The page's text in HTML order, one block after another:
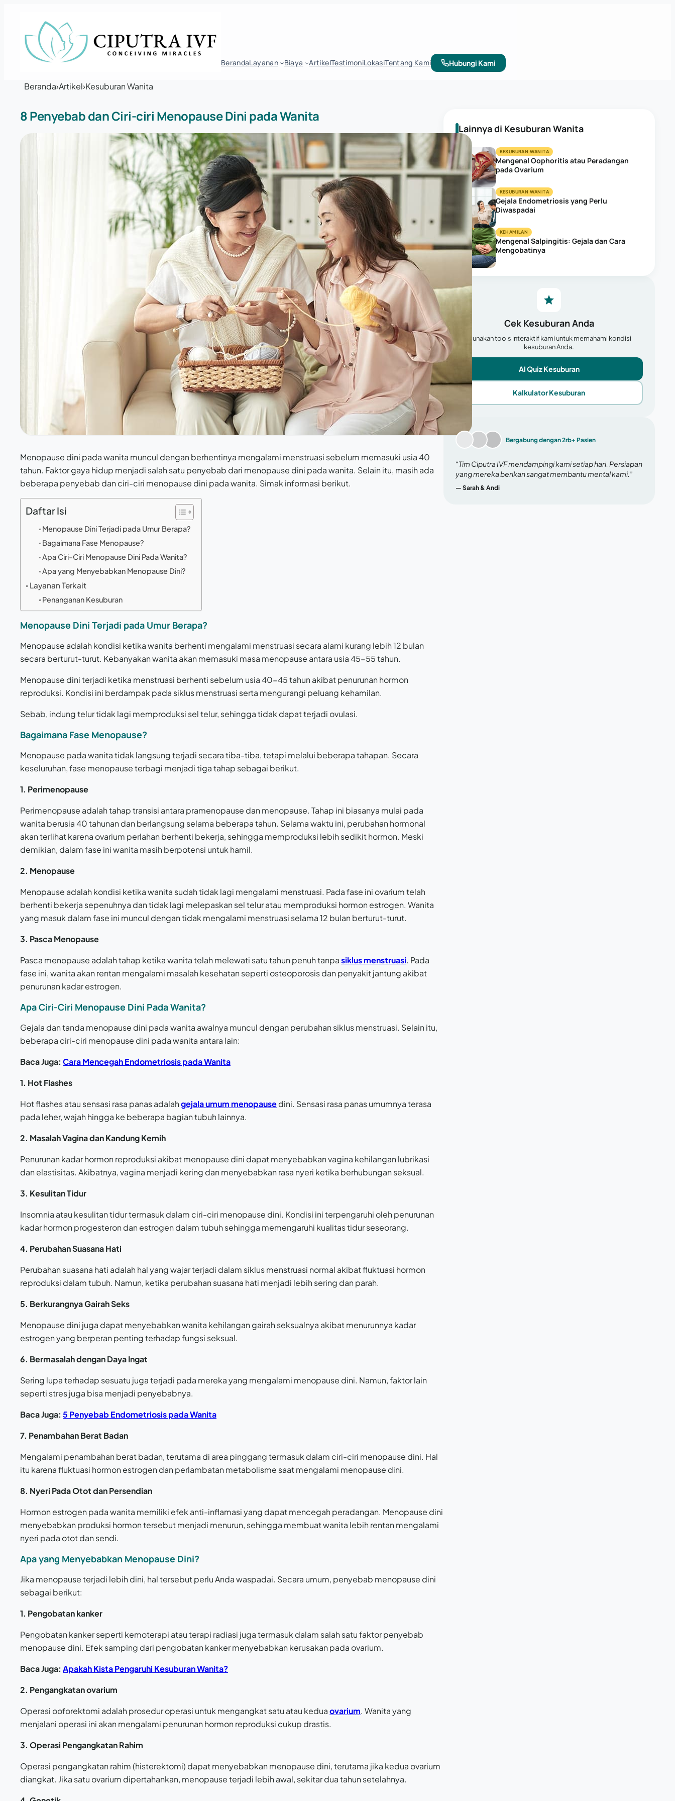
BerandaLayanan Biaya ArtikelTestimoniLokasiTentang Kami Hubungi Kami
Beranda›Artikel›Kesuburan Wanita
8 Penyebab dan Ciri-ciri Menopause Dini pada Wanita
Menopause dini pada wanita muncul dengan berhentinya mengalami menstruasi sebelum memasuki usia 40
tahun. Faktor gaya hidup menjadi salah satu penyebab dari menopause dini pada wanita. Selain itu, masih ada
beberapa penyebab dan ciri-ciri menopause dini pada wanita. Simak informasi berikut.
Daftar Isi
Menopause Dini Terjadi pada Umur Berapa?
Bagaimana Fase Menopause?
Apa Ciri-Ciri Menopause Dini Pada Wanita?
Apa yang Menyebabkan Menopause Dini?
Layanan Terkait
Penanganan Kesuburan
Menopause Dini Terjadi pada Umur Berapa?
Menopause adalah kondisi ketika wanita berhenti mengalami menstruasi secara alami kurang lebih 12 bulan
secara berturut-turut. Kebanyakan wanita akan memasuki masa menopause antara usia 45-55 tahun.
Menopause dini terjadi ketika menstruasi berhenti sebelum usia 40-45 tahun akibat penurunan hormon
reproduksi. Kondisi ini berdampak pada siklus menstruasi serta mengurangi peluang kehamilan.
Sebab, indung telur tidak lagi memproduksi sel telur, sehingga tidak dapat terjadi ovulasi.
Bagaimana Fase Menopause?
Menopause pada wanita tidak langsung terjadi secara tiba-tiba, tetapi melalui beberapa tahapan. Secara
keseluruhan, fase menopause terbagi menjadi tiga tahap sebagai berikut.
1. Perimenopause
Perimenopause adalah tahap transisi antara pramenopause dan menopause. Tahap ini biasanya mulai pada
wanita berusia 40 tahunan dan berlangsung selama beberapa tahun. Selama waktu ini, perubahan hormonal
akan terlihat karena ovarium perlahan berhenti bekerja, sehingga memproduksi lebih sedikit hormon. Meski
demikian, dalam fase ini wanita masih berpotensi untuk hamil.
2. Menopause
Menopause adalah kondisi ketika wanita sudah tidak lagi mengalami menstruasi. Pada fase ini ovarium telah
berhenti bekerja sepenuhnya dan tidak lagi melepaskan sel telur atau memproduksi hormon estrogen. Wanita
yang masuk dalam fase ini muncul dengan tidak mengalami menstruasi selama 12 bulan berturut-turut.
3. Pasca Menopause
Pasca menopause adalah tahap ketika wanita telah melewati satu tahun penuh tanpasiklus menstruasi. Pada
fase ini, wanita akan rentan mengalami masalah kesehatan seperti osteoporosis dan penyakit jantung akibat
penurunan kadar estrogen.
Apa Ciri-Ciri Menopause Dini Pada Wanita?
Gejala dan tanda menopause dini pada wanita awalnya muncul dengan perubahan siklus menstruasi. Selain itu,
beberapa ciri-ciri menopause dini pada wanita antara lain:
Baca Juga: Cara Mencegah Endometriosis pada Wanita
1. Hot Flashes
Hot flashes atau sensasi rasa panas adalahgejala umum menopausedini. Sensasi rasa panas umumnya terasa
pada leher, wajah hingga ke beberapa bagian tubuh lainnya.
2. Masalah Vagina dan Kandung Kemih
Penurunan kadar hormon reproduksi akibat menopause dini dapat menyebabkan vagina kehilangan lubrikasi
dan elastisitas. Akibatnya, vagina menjadi kering dan menyebabkan rasa nyeri ketika berhubungan seksual.
3. Kesulitan Tidur
Insomnia atau kesulitan tidur termasuk dalam ciri-ciri menopause dini. Kondisi ini terpengaruhi oleh penurunan
kadar hormon progesteron dan estrogen dalam tubuh sehingga memengaruhi kualitas tidur seseorang.
4. Perubahan Suasana Hati
Perubahan suasana hati adalah hal yang wajar terjadi dalam siklus menstruasi normal akibat fluktuasi hormon
reproduksi dalam tubuh. Namun, ketika perubahan suasana hati menjadi lebih sering dan parah.
5. Berkurangnya Gairah Seks
Menopause dini juga dapat menyebabkan wanita kehilangan gairah seksualnya akibat menurunnya kadar
estrogen yang berperan penting terhadap fungsi seksual.
6. Bermasalah dengan Daya Ingat
Sering lupa terhadap sesuatu juga terjadi pada mereka yang mengalami menopause dini. Namun, faktor lain
seperti stres juga bisa menjadi penyebabnya.
Baca Juga: 5 Penyebab Endometriosis pada Wanita
7. Penambahan Berat Badan
Mengalami penambahan berat badan, terutama di area pinggang termasuk dalam ciri-ciri menopause dini. Hal
itu karena fluktuasi hormon estrogen dan perlambatan metabolisme saat mengalami menopause dini.
8. Nyeri Pada Otot dan Persendian
Hormon estrogen pada wanita memiliki efek anti-inflamasi yang dapat mencegah peradangan. Menopause dini
menyebabkan produksi hormon tersebut menjadi menurun, sehingga membuat wanita lebih rentan mengalami
nyeri pada otot dan sendi.
Apa yang Menyebabkan Menopause Dini?
Jika menopause terjadi lebih dini, hal tersebut perlu Anda waspadai. Secara umum, penyebab menopause dini
sebagai berikut:
1. Pengobatan kanker
Pengobatan kanker seperti kemoterapi atau terapi radiasi juga termasuk dalam salah satu faktor penyebab
menopause dini. Efek samping dari pengobatan kanker menyebabkan kerusakan pada ovarium.
Baca Juga: Apakah Kista Pengaruhi Kesuburan Wanita?
2. Pengangkatan ovarium
Operasi ooforektomi adalah prosedur operasi untuk mengangkat satu atau keduaovarium. Wanita yang
menjalani operasi ini akan mengalami penurunan hormon reproduksi cukup drastis.
3. Operasi Pengangkatan Rahim
Operasi pengangkatan rahim (histerektomi) dapat menyebabkan menopause dini, terutama jika kedua ovarium
diangkat. Jika satu ovarium dipertahankan, menopause terjadi lebih awal, sekitar dua tahun setelahnya.
Lainnya di Kesuburan Wanita
KESUBURAN WANITA
Mengenal Oophoritis atau Peradangan
pada Ovarium
KESUBURAN WANITA
Gejala Endometriosis yang Perlu
Diwaspadai
KEHAMILAN
Mengenal Salpingitis: Gejala dan Cara
Mengobatinya
Cek Kesuburan Anda
Gunakan tools interaktif kami untuk memahami kondisi
kesuburan Anda.
AI Quiz Kesuburan
Kalkulator Kesuburan
Bergabung dengan 2rb+ Pasien
“Tim Ciputra IVF mendampingi kami setiap hari. Persiapan
yang mereka berikan sangat membantu mental kami.”
— Sarah & Andi